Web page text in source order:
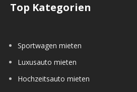
Top Kategorien
Sportwagen mieten
Luxusauto mieten
Hochzeitsauto mieten